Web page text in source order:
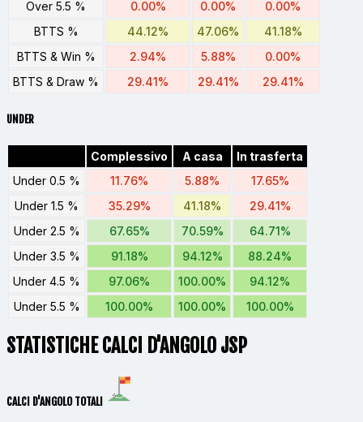
Over 5.5 %
0.00% 0.00%
0.00%
BTTS %
44.12% 47.06%
41.18%
BTTS & Win %
2.94% 5.88%
0.00%
BTTS & Draw %
29.41% 29.41% 29.41%
UNDER
Complessivo A casa
In trasferta
Under 0.5 %
11.76% 5.88%
17.65%
Under 1.5 %
35.29% 41.18%
29.41%
Under 2.5 %
67.65% 70.59%
64.71%
Under 3.5 %
91.18% 94.12%
88.24%
Under 4.5 %
97.06% 100.00%
94.12%
Under 5.5 %
100.00% 100.00% 100.00%
STATISTICHE CALCI D'ANGOLO JSP
CALCI D'ANGOLO TOTALI